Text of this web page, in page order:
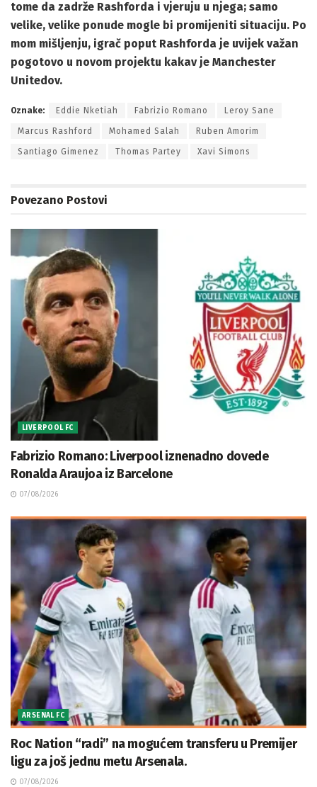
tome da zadrže Rashforda i vjeruju u njega; samo
velike, velike ponude mogle bi promijeniti situaciju. Po
mom mišljenju, igrač poput Rashforda je uvijek važan
pogotovo u novom projektu kakav je Manchester
Unitedov.
Oznake: Eddie Nketiah Fabrizio Romano Leroy Sane
Marcus Rashford Mohamed Salah Ruben Amorim
Santiago Gimenez Thomas Partey Xavi Simons
Povezano Postovi
LIVERPOOL FC
Fabrizio Romano: Liverpool iznenadno dovede
Ronalda Araujoa iz Barcelone
07/08/2026
ARSENAL FC
Roc Nation “radi” na mogućem transferu u Premijer
ligu za još jednu metu Arsenala.
07/08/2026